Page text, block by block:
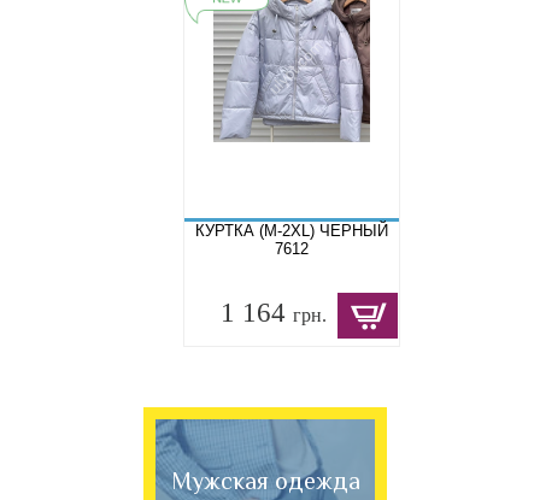
КУРТКА (M-2XL) ЧЕРНЫЙ
7612
1 164грн.
Мужская одежда